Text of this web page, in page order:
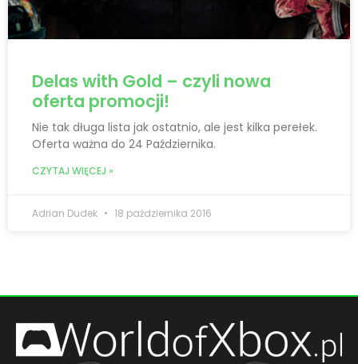
Delas with Gold – czyli nowa
oferta promocji!
Nie tak długa lista jak ostatnio, ale jest kilka perełek.
Oferta ważna do 24 Października.
CZYTAJ WIĘCEJ »
Adrian Dudek 18 października 2016